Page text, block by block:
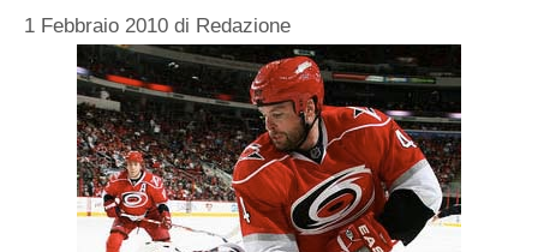
1 Febbraio 2010 di Redazione